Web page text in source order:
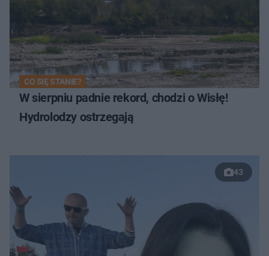
CO SIĘ STANIE?
W sierpniu padnie rekord, chodzi o Wisłę!
Hydrolodzy ostrzegają
43